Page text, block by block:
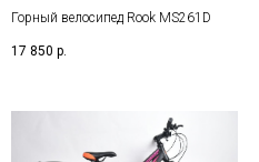
Горный велосипед Rook MS261D
17 850 р.